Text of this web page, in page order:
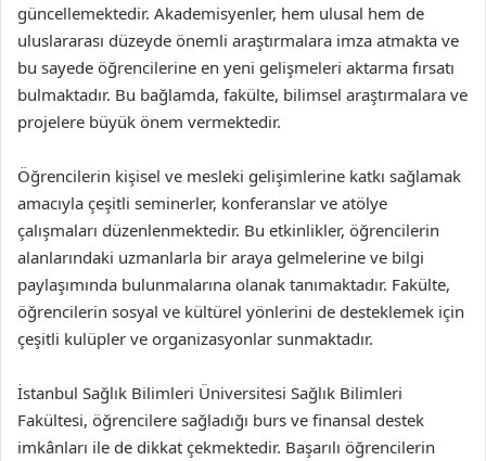
güncellemektedir. Akademisyenler, hem ulusal hem de
uluslararası düzeyde önemli araştırmalara imza atmakta ve
bu sayede öğrencilerine en yeni gelişmeleri aktarma fırsatı
bulmaktadır. Bu bağlamda, fakülte, bilimsel araştırmalara ve
projelere büyük önem vermektedir.
Öğrencilerin kişisel ve mesleki gelişimlerine katkı sağlamak
amacıyla çeşitli seminerler, konferanslar ve atölye
çalışmaları düzenlenmektedir. Bu etkinlikler, öğrencilerin
alanlarındaki uzmanlarla bir araya gelmelerine ve bilgi
paylaşımında bulunmalarına olanak tanımaktadır. Fakülte,
öğrencilerin sosyal ve kültürel yönlerini de desteklemek için
çeşitli kulüpler ve organizasyonlar sunmaktadır.
İstanbul Sağlık Bilimleri Üniversitesi Sağlık Bilimleri
Fakültesi, öğrencilere sağladığı burs ve finansal destek
imkânları ile de dikkat çekmektedir. Başarılı öğrencilerin